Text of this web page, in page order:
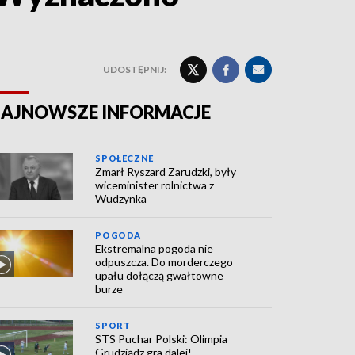
UDOSTĘPNIJ:
INFORMACJE
SPOŁECZNE
Zmarł Ryszard Zarudzki, były
wiceminister rolnictwa z
Wudzynka
POGODA
Ekstremalna pogoda nie
odpuszcza. Do morderczego
upału dołączą gwałtowne
burze
SPORT
STS Puchar Polski: Olimpia
Grudziądz gra dalej!